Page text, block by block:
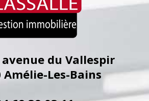
avenue du Vallespir
Amélie-Les-Bains